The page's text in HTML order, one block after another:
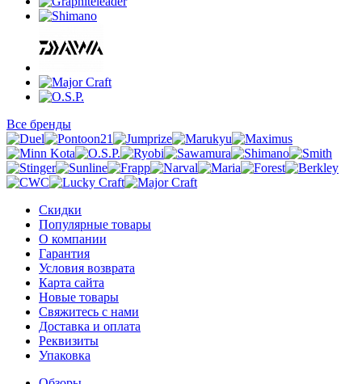
Все бренды
Скидки
Популярные товары
О компании
Гарантия
Условия возврата
Карта сайта
Новые товары
Свяжитесь с нами
Доставка и оплата
Реквизиты
Упаковка